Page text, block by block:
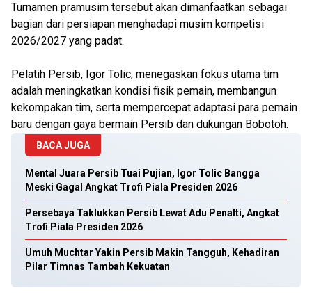
Turnamen pramusim tersebut akan dimanfaatkan sebagai
bagian dari persiapan menghadapi musim kompetisi
2026/2027 yang padat.
Pelatih Persib, Igor Tolic, menegaskan fokus utama tim
adalah meningkatkan kondisi fisik pemain, membangun
kekompakan tim, serta mempercepat adaptasi para pemain
baru dengan gaya bermain Persib dan dukungan Bobotoh.
BACA JUGA
Mental Juara Persib Tuai Pujian, Igor Tolic Bangga
Meski Gagal Angkat Trofi Piala Presiden 2026
Persebaya Taklukkan Persib Lewat Adu Penalti, Angkat
Trofi Piala Presiden 2026
Umuh Muchtar Yakin Persib Makin Tangguh, Kehadiran
Pilar Timnas Tambah Kekuatan